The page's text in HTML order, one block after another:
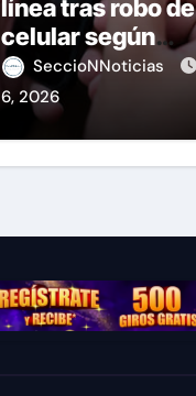
línea tras robo de
celular según
OSIPTEL
SeccioNNoticias
6, 2026